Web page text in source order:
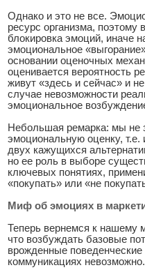
Однако и это не все.
ресурс организма, поэтому
блокировка эмоций, иначе
эмоциональное
основании оценочных
оценивается вероятность
живут «здесь и сейчас» и
случае невозможности
эмоциональное
Небольшая ремарка: мы не
эмоциональную оценку,
двух кажущихся
но ее роль в выборе
ключевых понятиях,
«покупать» или «не
Миф об эмоциях в
Теперь вернемся к нашему
что возбуждать базовые
врожденные
коммуникациях